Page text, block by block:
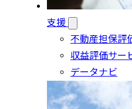
支援
不動産担保評
収益評価サー
データナビ